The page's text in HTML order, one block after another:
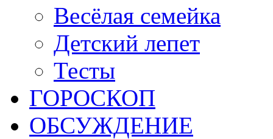
Весёлая семейка
Детский лепет
Тесты
ГОРОСКОП
ОБСУЖДЕНИЕ